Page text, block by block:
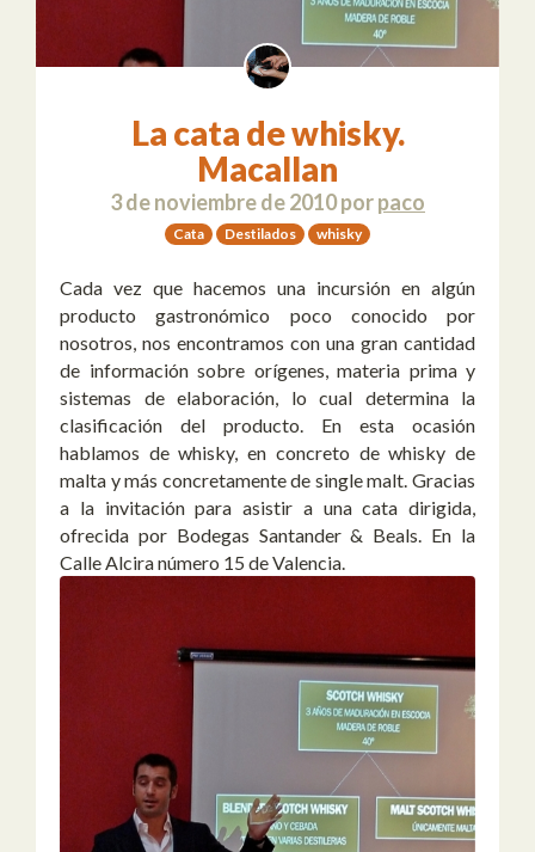
La cata de whisky.
Macallan
3 de noviembre de 2010porpaco
Cata Destilados whisky
Cada vez que hacemos una incursión en algún
producto gastronómico poco conocido por
nosotros, nos encontramos con una gran cantidad
de información sobre orígenes, materia prima y
sistemas de elaboración, lo cual determina la
clasificación del producto. En esta ocasión
hablamos de whisky, en concreto de whisky de
malta y más concretamente de single malt. Gracias
a la invitación para asistir a una cata dirigida,
ofrecida por Bodegas Santander & Beals. En la
Calle Alcira número 15 de Valencia.